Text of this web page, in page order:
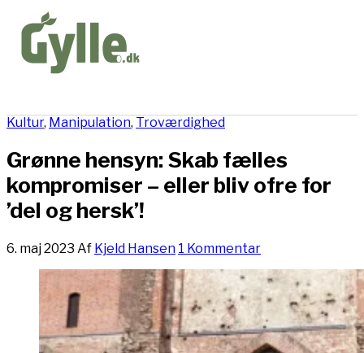
Kultur, Manipulation, Troværdighed
Grønne hensyn: Skab fælles
kompromiser – eller bliv ofre for
’del og hersk’!
6. maj 2023 Af Kjeld Hansen 1 Kommentar